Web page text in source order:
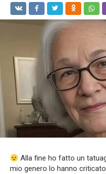
Alla fine ho fatto un
mio genero lo hanno